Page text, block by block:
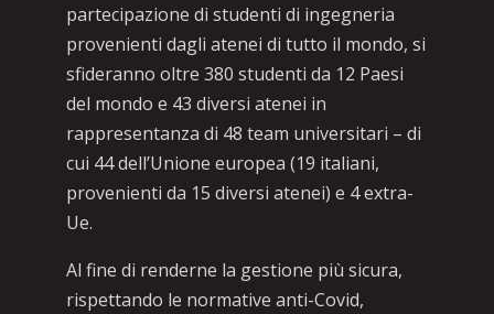
partecipazione di studenti di ingegneria
provenienti dagli atenei di tutto il mondo, si
sfideranno oltre 380 studenti da 12 Paesi
del mondo e 43 diversi atenei in
rappresentanza di 48 team universitari – di
cui 44 dell’Unione europea (19 italiani,
provenienti da 15 diversi atenei) e 4 extra-
Ue.
Al fine di renderne la gestione più sicura,
rispettando le normative anti-Covid,